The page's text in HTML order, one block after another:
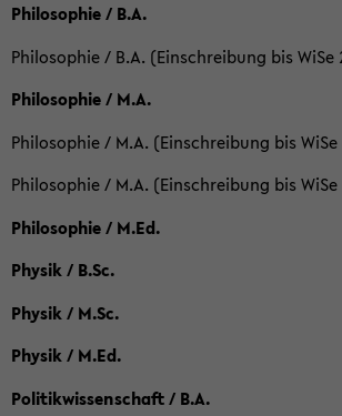
Philosophie / B.A.
Philosophie / B.A. (Einschreibung bis WiSe
Philosophie / M.A.
Philosophie / M.A. (Einschreibung bis
Philosophie / M.A. (Einschreibung bis
Philosophie / M.Ed.
Physik / B.Sc.
Physik / M.Sc.
Physik / M.Ed.
Politikwissenschaft / B.A.